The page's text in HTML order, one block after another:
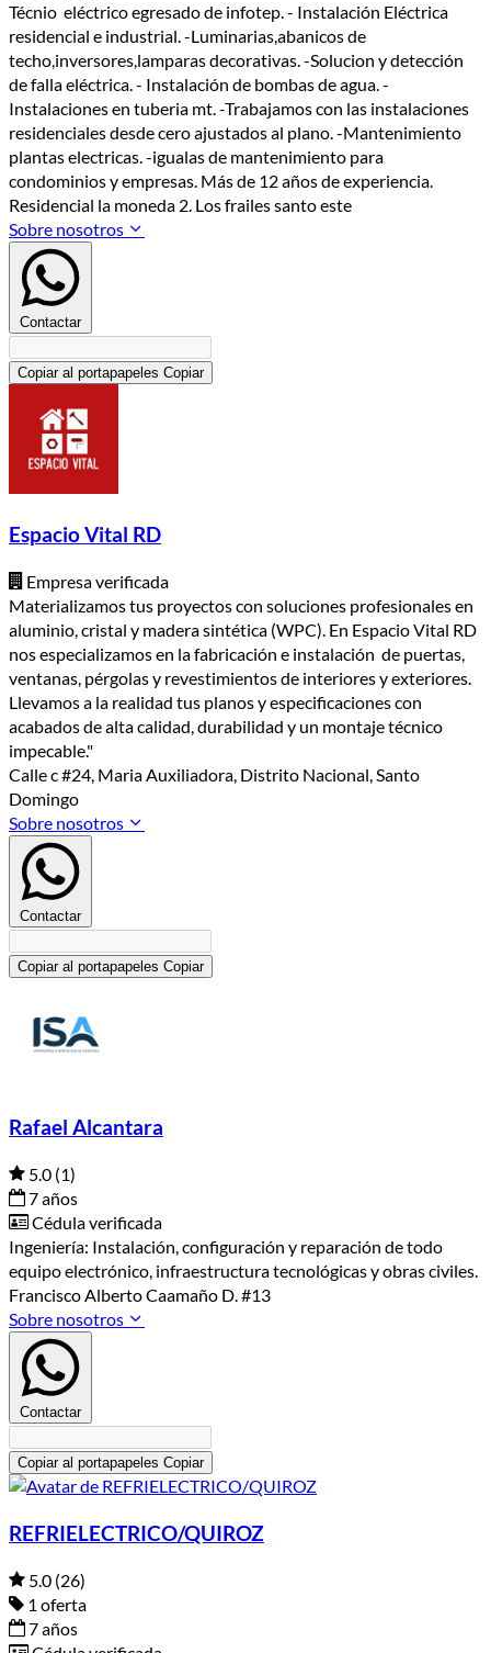
Técnio eléctrico egresado de infotep. - Instalación Eléctrica
residencial e industrial. -Luminarias,abanicos de
techo,inversores,lamparas decorativas. -Solucion y detección
de falla eléctrica. - Instalación de bombas de agua. -
Instalaciones en tuberia mt. -Trabajamos con las instalaciones
residenciales desde cero ajustados al plano. -Mantenimiento
plantas electricas. -igualas de mantenimiento para
condominios y empresas. Más de 12 años de experiencia.
Residencial la moneda 2. Los frailes santo este
Sobre nosotros
Contactar
Copiar al portapapeles Copiar
Espacio Vital RD
Empresa verificada
Materializamos tus proyectos con soluciones profesionales en
aluminio, cristal y madera sintética (WPC). En Espacio Vital RD
nos especializamos en la fabricación e instalación de puertas,
ventanas, pérgolas y revestimientos de interiores y exteriores.
Llevamos a la realidad tus planos y especificaciones con
acabados de alta calidad, durabilidad y un montaje técnico
impecable."
Calle c #24, Maria Auxiliadora, Distrito Nacional, Santo
Domingo
Sobre nosotros
Contactar
Copiar al portapapeles Copiar
Rafael Alcantara
5.0 (1)
7 años
Cédula verificada
Ingeniería: Instalación, configuración y reparación de todo
equipo electrónico, infraestructura tecnológicas y obras civiles.
Francisco Alberto Caamaño D. #13
Sobre nosotros
Contactar
Copiar al portapapeles Copiar
REFRIELECTRICO/QUIROZ
5.0 (26)
1 oferta
7 años